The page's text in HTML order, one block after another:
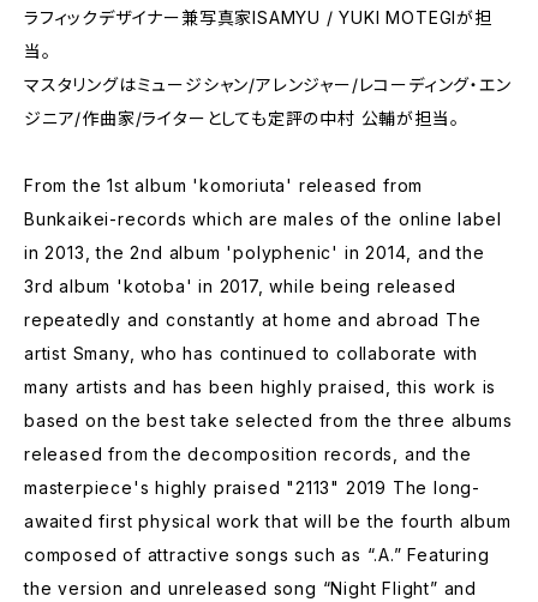
ラフィックデザイナー兼写真家ISAMYU / YUKI MOTEGIが担
当。
マスタリングはミュージシャン/アレンジャー/レコーディング・エン
ジニア/作曲家/ライターとしても定評の中村 公輔が担当。
From the 1st album 'komoriuta' released from
Bunkaikei-records which are males of the online label
in 2013, the 2nd album 'polyphenic' in 2014, and the
3rd album 'kotoba' in 2017, while being released
repeatedly and constantly at home and abroad The
artist Smany, who has continued to collaborate with
many artists and has been highly praised, this work is
based on the best take selected from the three albums
released from the decomposition records, and the
masterpiece's highly praised "2113" 2019 The long-
awaited first physical work that will be the fourth album
composed of attractive songs such as “.A.” Featuring
the version and unreleased song “Night Flight” and